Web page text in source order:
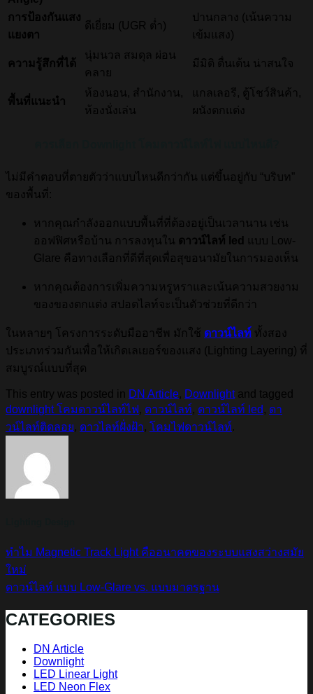
การป้องกันแสง
แยงตา
ดีเยี่ยม (UGR ต่ำ)
ปานกลาง (เน้นความ
เข้มแสง)
ความรู้สึกที่ได้
นุ่มนวล สมดุล ผ่อน
คลาย
มีมิติ ตื่นเต้น น่าสนใจ
พื้นที่แนะนำ
ห้องนอน, สำนักงาน,
ห้องนั่งเล่น
แกลเลอรี, ตู้โชว์สินค้า,
ผนังตกแต่ง
ไม่มีคำตอบที่ตายตัวว่าแบบไหนดีกว่ากัน แต่ขึ้นอยู่กับ “บริบท”
ของพื้นที่:
หากคุณกำลังออกแบบพื้นที่ที่ต้องอยู่เป็นเวลานาน เช่น
ออฟฟิศหรือบ้าน การลงทุนใน ดาวน์ไลท์ led
แบบ Low-
Glare คือทางเลือกที่ดีที่สุดเพื่อสุขอนามัยในการมองเห็น
หากคุณต้องการเพิ่มความหรูหราและเน้นความสวยงาม
ของของตกแต่ง สปอตไลท์จะเป็นตัวช่วยที่ดีกว่า
ในหลายๆ โครงการระดับมืออาชีพ มักใช้ ดาวน์ไลท์ ทั้งสอง
ประเภทร่วมกันเพื่อให้เกิดเลเยอร์ของแสง (Lighting Layering) ที่
สมบูรณ์แบบที่สุด
This entry was posted in DN Article, Downlightand tagged
downlight โคมดาวน์ไลท์ไฟ , ดาวน์ไลท์, ดาวน์ไลท์ led , ดา
วน์ไลท์ติดลอย, ดาวไลท์ฝั่งฝ้า, โคมไฟดาวน์ไลท์.
ทำไม Magnetic Track Light คืออนาคตของระบบแสงสว่างสมัย
ใหม่
ดาวน์ไลท์ แบบ Low-Glare vs. แบบมาตรฐาน
CATEGORIES
DN Article
Downlight
LED Linear Light
LED Neon Flex